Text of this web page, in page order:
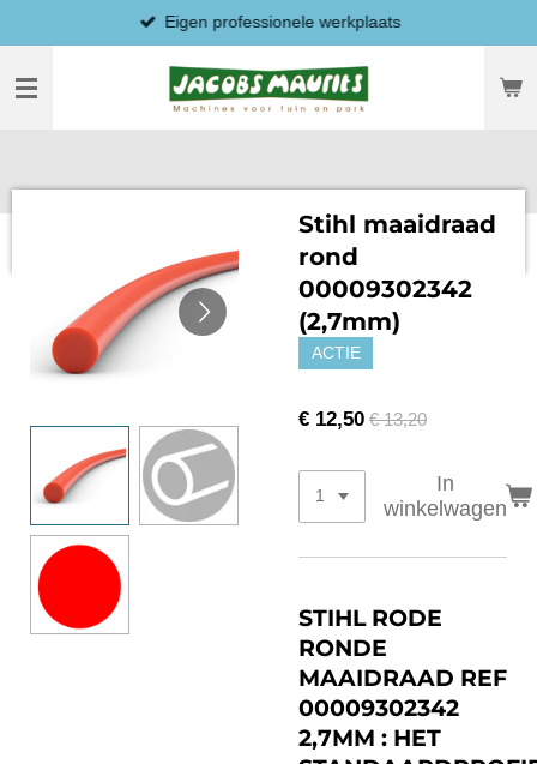
direct
naar
hoofdinhoud
Eigen professionele werkplaats
Stihl maaidraad
rond
00009302342
(2,7mm)
ACTIE
€ 12,50 € 13,20
In
winkelwagen
STIHL RODE
RONDE
MAAIDRAAD REF
00009302342
2,7MM : HET